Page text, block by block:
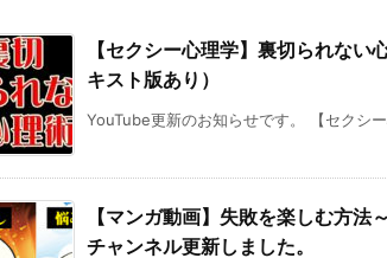
【セクシー心理学】裏切られな
キスト版あり）
YouTube更新のお知らせです。 【セクシ
【マンガ動画】失敗を楽しむ方
チャンネル更新しました。